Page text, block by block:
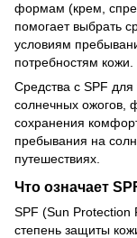
формам (крем,
помогает выбрать
условиям
потребностям кожи.
Средства с SPF
солнечных ожогов,
сохранения
пребывания на
путешествиях.
Что означает
SPF (Sun
степень защиты